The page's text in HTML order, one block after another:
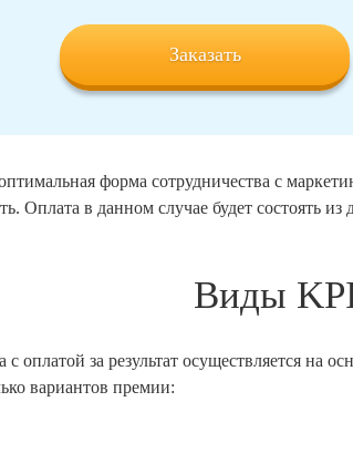
Заказать
форма сотрудничества с
Оплата в данном случае будет состоять
Виды
оплатой за результат осуществляется на
вариантов премии: